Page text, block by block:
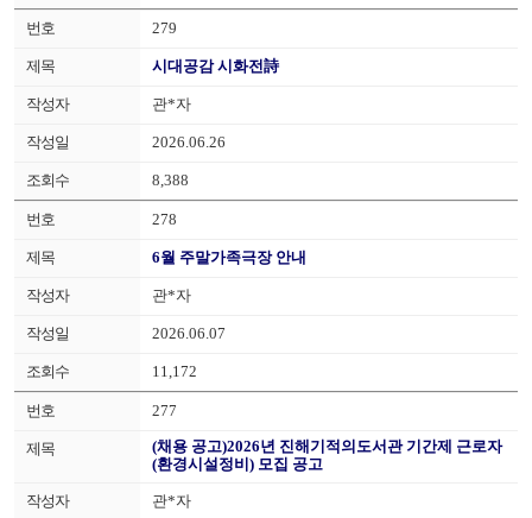
279
시대공감 시화전詩
관*자
2026.06.26
8,388
278
6월 주말가족극장 안내
관*자
2026.06.07
11,172
277
(채용 공고)2026년 진해기적의도서관 기간제 근로자
(환경시설정비) 모집 공고
관*자